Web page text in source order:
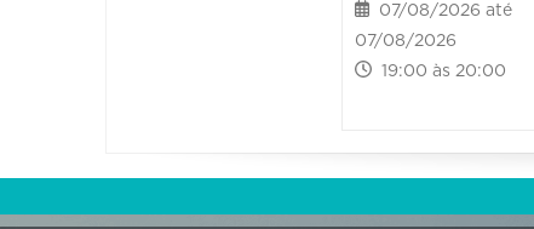
07/08/2026 até
07/08/2026
19:00 às 20:00